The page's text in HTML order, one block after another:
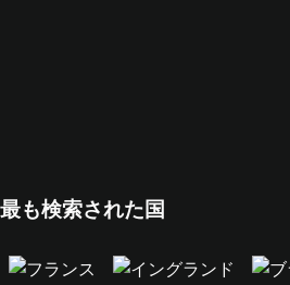
最も検索された国